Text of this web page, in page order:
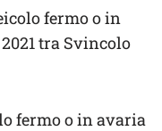
fermo o in
tra Svincolo
fermo o in avaria